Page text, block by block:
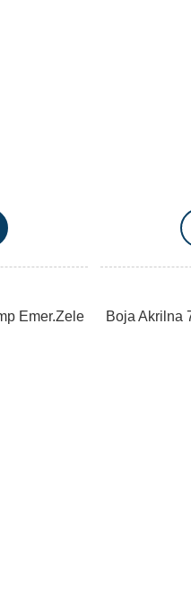
Emer.Zele Boja Akrilna